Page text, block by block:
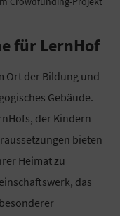
für LernHof
Ort der Bildung und
Gebäude.
der Kindern
bieten
Heimat zu
das